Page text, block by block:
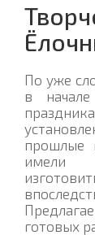
По уже
в
прошлые
имели
готовых